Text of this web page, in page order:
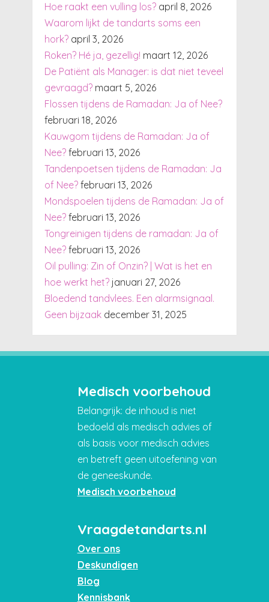
Hoe raakt een vulling los? april 8, 2026
Waarom lijkt de tandarts soms een
hork? april 3, 2026
Roken? Hé ja, gezellig! maart 12, 2026
De Patiënt als Manager: is dat niet teveel
gevraagd? maart 5, 2026
Flossen tijdens de Ramadan: Ja of Nee?
februari 18, 2026
Kauwgom tijdens de Ramadan: Ja of
Nee? februari 13, 2026
Tandenpoetsen tijdens de Ramadan: Ja
of Nee? februari 13, 2026
Mondspoelen tijdens de Ramadan: Ja of
Nee? februari 13, 2026
Tongreinigen tijdens de ramadan: Ja of
Nee? februari 13, 2026
Oil pulling: Zin of Onzin? | Wat is het en
hoe werkt het? januari 27, 2026
Bloedend tandvlees. Een alarmsignaal.
Geen bijzaak december 31, 2025
Medisch voorbehoud
Belangrijk: de inhoud is niet
bedoeld als medisch advies of
als basis voor medisch advies
en betreft geen uitoefening van
de geneeskunde.
Medisch voorbehoud
Vraagdetandarts.nl
Over ons
Deskundigen
Blog
Kennisbank